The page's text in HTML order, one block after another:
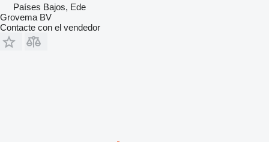
Países Bajos, Ede
Grovema BV
Contacte con el vendedor